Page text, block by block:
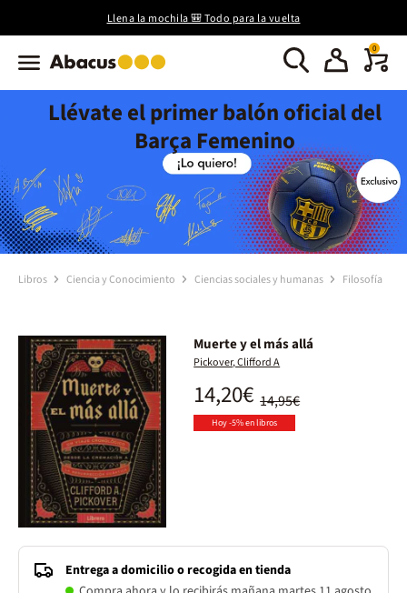
Llena la mochila 🎒 Todo para la vuelta
0
Llévate el primer balón oficial del
Barça Femenino
Libros Ciencia y Conocimiento Ciencias sociales y humanas Filosofía
Muerte y el más allá
Pickover, Clifford A
14,95€
14,20€
Hoy -5% en libros
Entrega a domicilio o recogida en tienda